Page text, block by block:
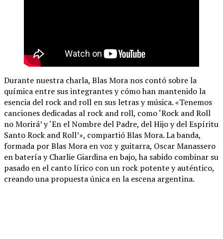
Durante nuestra charla, Blas Mora nos contó sobre la
química entre sus integrantes y cómo han mantenido la
esencia del rock and roll en sus letras y música. «Tenemos
canciones dedicadas al rock and roll, como ‘Rock and Roll
no Morirá’ y ‘En el Nombre del Padre, del Hijo y del Espíritu
Santo Rock and Roll’», compartió Blas Mora. La banda,
formada por Blas Mora en voz y guitarra, Oscar Manassero
en batería y Charlie Giardina en bajo, ha sabido combinar su
pasado en el canto lírico con un rock potente y auténtico,
creando una propuesta única en la escena argentina.